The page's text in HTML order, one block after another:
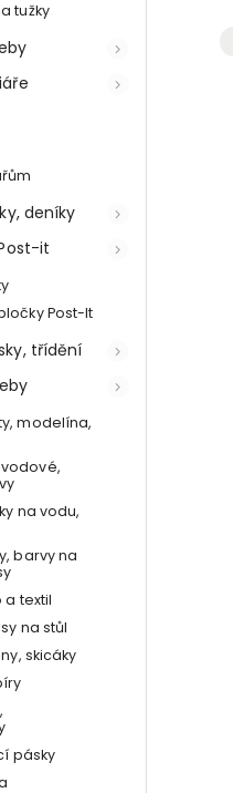
tužky
deníky
it
Post-It
třídění
modelína,
na vodu,
barvy na
a textil
na stůl
skicáky
pásky